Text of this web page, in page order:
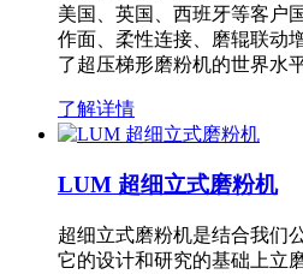
美国、英国、西班牙等客户
作面、柔性连接、磨辊联动
了超压梯形磨粉机的世界水
了解详情
LUM 超细立式磨粉机
超细立式磨粉机是结合我们
它的设计和研究的基础上立